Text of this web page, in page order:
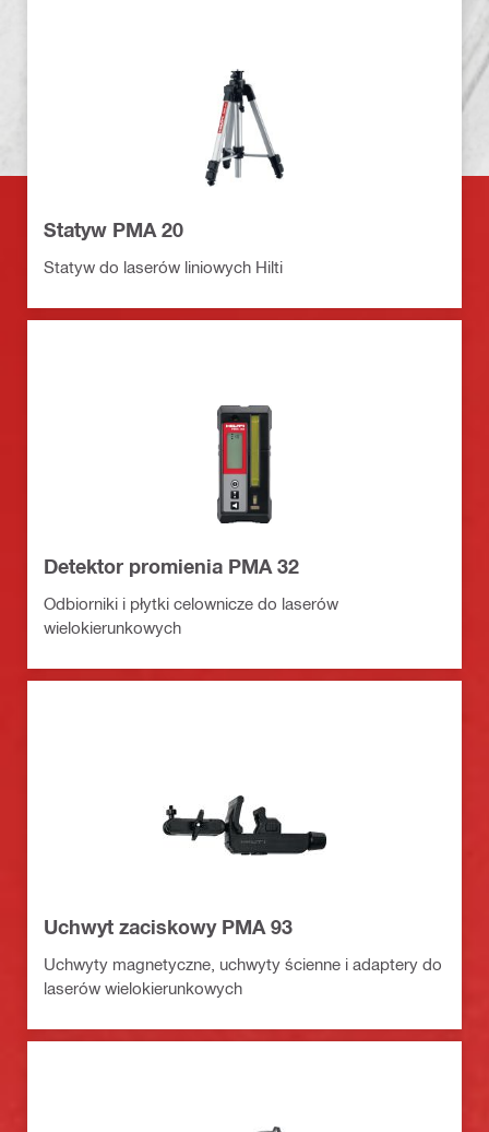
Statyw PMA 20
Statyw do laserów liniowych Hilti
Detektor promienia PMA 32
Odbiorniki i płytki celownicze do laserów
wielokierunkowych
Uchwyt zaciskowy PMA 93
Uchwyty magnetyczne, uchwyty ścienne i adaptery do
laserów wielokierunkowych